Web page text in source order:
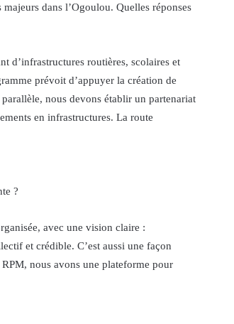
dans l’Ogoulou. Quelles réponses
d’infrastructures routières, scolaires et
prévoit d’appuyer la création de
nous devons établir un partenariat
en infrastructures. La route
?
avec une vision claire :
et crédible. C’est aussi une façon
nous avons une plateforme pour